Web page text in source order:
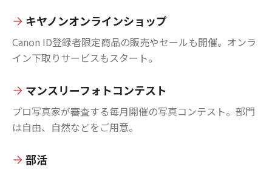
キヤノンオンラインショップ
Canon ID登録者限定商品の販売やセールも開催。オンラ
イン下取りサービスもスタート。
マンスリーフォトコンテスト
プロ写真家が審査する毎月開催の写真コンテスト。部門
は自由、自然などをご用意。
部活